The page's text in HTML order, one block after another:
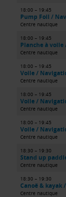
18:00 – 19:45
Pump Foil /
Centre nautique
18:00 – 19:45
Planche à
Centre nautique
18:00 – 19:45
Voile /
Centre nautique
18:00 – 19:45
Voile /
Centre nautique
18:00 – 19:45
Voile /
Centre nautique
18:30 – 19:30
Stand up
Centre nautique
18:30 – 19:30
Canoë &
Centre nautique